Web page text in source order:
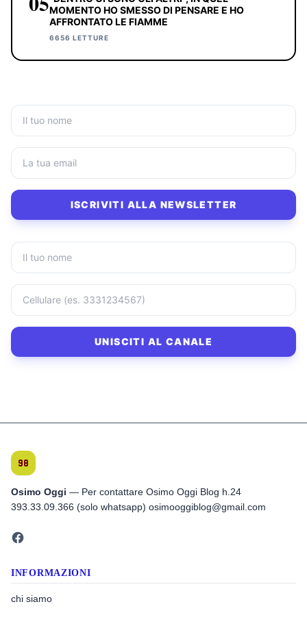
MOMENTO HO SMESSO DI PENSARE E HO
AFFRONTATO LE FIAMME
6656 LETTURE
ISCRIVITI ALLA NEWSLETTER
UNISCITI AL CANALE
Osimo Oggi — Per contattare Osimo Oggi Blog h.24
393.33.09.366 (solo whatsapp) osimooggiblog@gmail.com
INFORMAZIONI
chi siamo